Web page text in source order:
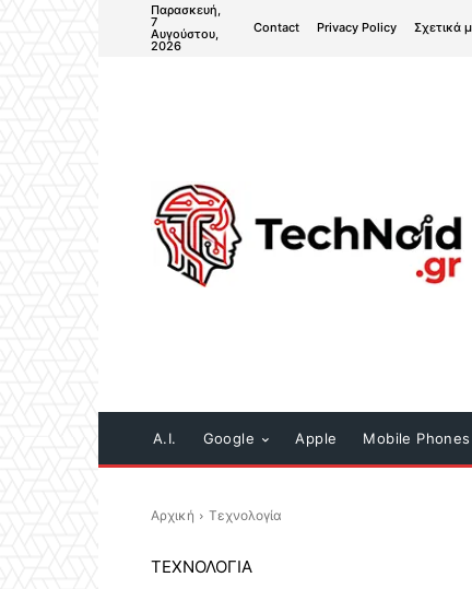
Παρασκευή,
7
Αυγούστου,
2026
Contact Privacy Policy Σχετικά
A.I. Google Apple Mobile Phones
Αρχική Τεχνολογία
ΤΕΧΝΟΛΟΓΊΑ